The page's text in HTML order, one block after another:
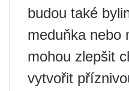
budou také
meduňka nebo
mohou zlepšit
vytvořit